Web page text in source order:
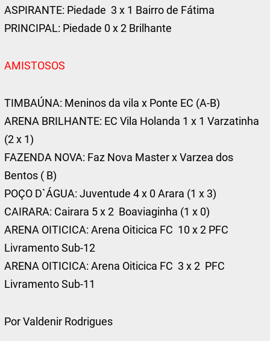
ASPIRANTE: Piedade 3 x 1 Bairro de Fátima
PRINCIPAL: Piedade 0 x 2 Brilhante
AMISTOSOS
TIMBAÚNA: Meninos da vila x Ponte EC (A-B)
ARENA BRILHANTE: EC Vila Holanda 1 x 1 Varzatinha
(2 x 1)
FAZENDA NOVA: Faz Nova Master x Varzea dos
Bentos ( B)
POÇO D`ÁGUA: Juventude 4 x 0 Arara (1 x 3)
CAIRARA: Cairara 5 x 2 Boaviaginha (1 x 0)
ARENA OITICICA: Arena Oiticica FC 10 x 2 PFC
Livramento Sub-12
ARENA OITICICA: Arena Oiticica FC 3 x 2 PFC
Livramento Sub-11
Por Valdenir Rodrigues